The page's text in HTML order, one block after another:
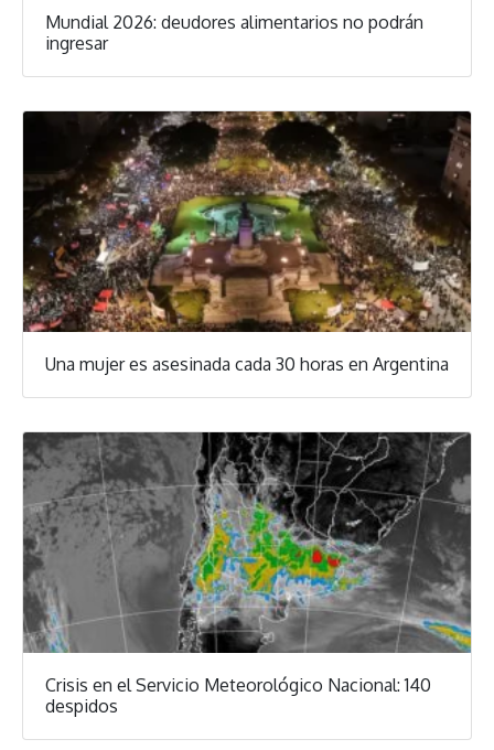
Mundial 2026: deudores alimentarios no podrán
ingresar
Una mujer es asesinada cada 30 horas en Argentina
Crisis en el Servicio Meteorológico Nacional: 140
despidos